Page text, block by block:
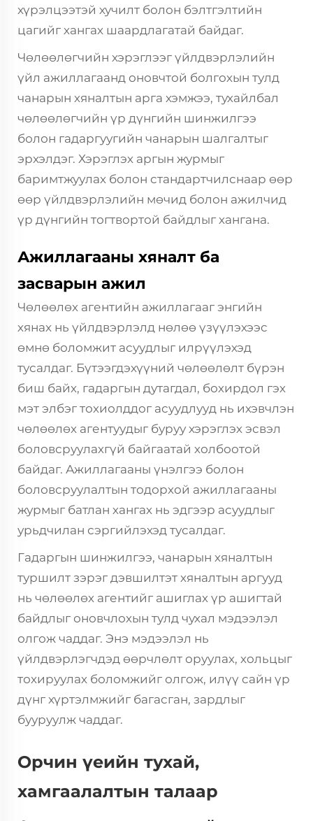
хүрэлцээтэй хучилт болон бэлтгэлтийн
цагийг хангах шаардлагатай байдаг.
Чөлөөлөгчийн хэрэглээг үйлдвэрлэлийн
үйл ажиллагаанд оновчтой болгохын тулд
чанарын хяналтын арга хэмжээ, тухайлбал
чөлөөлөгчийн үр дүнгийн шинжилгээ
болон гадаргуугийн чанарын шалгалтыг
эрхэлдэг. Хэрэглэх аргын журмыг
баримтжуулах болон стандартчилснаар өөр
өөр үйлдвэрлэлийн мөчид болон ажилчид
үр дүнгийн тогтвортой байдлыг хангана.
Ажиллагааны хяналт ба
засварын ажил
Чөлөөлөх агентийн ажиллагааг энгийн
хянах нь үйлдвэрлэлд нөлөө үзүүлэхээс
өмнө боломжит асуудлыг илрүүлэхэд
тусалдаг. Бүтээгдэхүүний чөлөөлөлт бүрэн
биш байх, гадаргын дутагдал, бохирдол гэх
мэт элбэг тохиолддог асуудлууд нь ихэвчлэн
чөлөөлөх агентуудыг буруу хэрэглэх эсвэл
боловсруулахгүй байгаатай холбоотой
байдаг. Ажиллагааны үнэлгээ болон
боловсруулалтын тодорхой ажиллагааны
журмыг батлан хангах нь эдгээр асуудлыг
урьдчилан сэргийлэхэд тусалдаг.
Гадаргын шинжилгээ, чанарын хяналтын
туршилт зэрэг дэвшилтэт хяналтын аргууд
нь чөлөөлөх агентийг ашиглах үр ашигтай
байдлыг оновчлохын тулд чухал мэдээлэл
олгож чаддаг. Энэ мэдээлэл нь
үйлдвэрлэгчдэд өөрчлөлт оруулах, хольцыг
тохируулах боломжийг олгож, илүү сайн үр
дүнг хүртэлмжийг багасган, зардлыг
бууруулж чаддаг.
Орчин үеийн тухай,
хамгаалалтын талаар